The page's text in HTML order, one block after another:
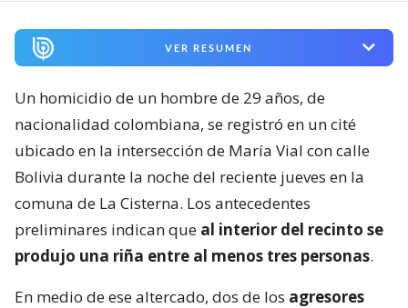
VER RESUMEN
Un homicidio de un hombre de 29 años, de
nacionalidad colombiana, se registró en un cité
ubicado en la intersección de María Vial con calle
Bolivia durante la noche del reciente jueves en la
comuna de La Cisterna. Los antecedentes
preliminares indican que al interior del recinto se
produjo una riña entre al menos tres personas.
En medio de ese altercado, dos de los agresores